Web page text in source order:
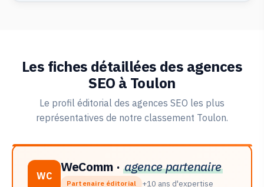
Les fiches détaillées des agences
SEO à Toulon
Le profil éditorial des agences SEO les plus
représentatives de notre classement Toulon.
WC
WeComm · agence partenaire
Partenaire éditorial +10 ans d'expertise